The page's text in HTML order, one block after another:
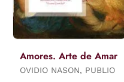
Amores. Arte de Amar
OVIDIO NASON, PUBLIO